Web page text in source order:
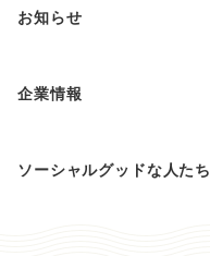
お知らせ
企業情報
ソーシャルグッドな人たち